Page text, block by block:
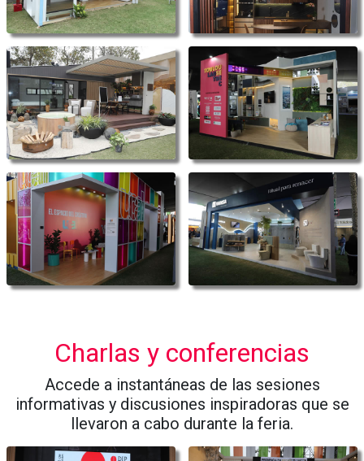
Charlas y conferencias
Accede a instantáneas de las sesiones
informativas y discusiones inspiradoras que se
llevaron a cabo durante la feria.